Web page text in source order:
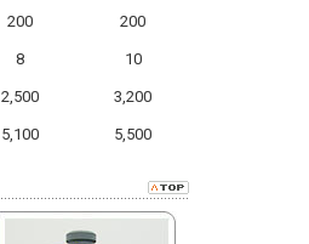
200 200
8 10
2,500 3,200
5,100
5,500